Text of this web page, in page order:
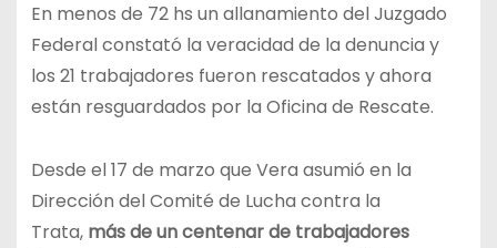
En menos de 72 hs un allanamiento del Juzgado
Federal constató la veracidad de la denuncia y
los 21 trabajadores fueron rescatados y ahora
están resguardados por la Oficina de Rescate.
Desde el 17 de marzo que Vera asumió en la
Dirección del Comité de Lucha contra la
Trata,más de un centenar de trabajadores